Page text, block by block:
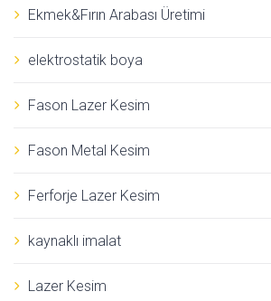
Ekmek&Fırın Arabası Üretimi
elektrostatik boya
Fason Lazer Kesim
Fason Metal Kesim
Ferforje Lazer Kesim
kaynaklı imalat
Lazer Kesim